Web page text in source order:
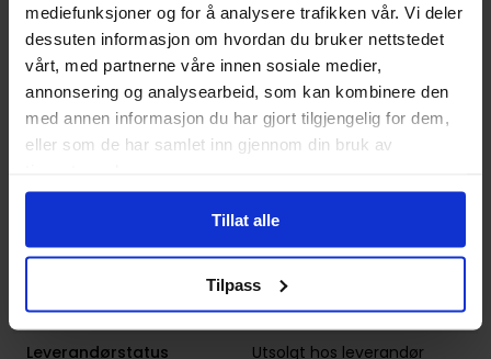
mediefunksjoner og for å analysere trafikken vår. Vi deler
dessuten informasjon om hvordan du bruker nettstedet
vårt, med partnerne våre innen sosiale medier,
annonsering og analysearbeid, som kan kombinere den
med annen informasjon du har gjort tilgjengelig for dem,
eller som de har samlet inn gjennom din bruk av
Tillat alle
Tilpass
Sjanger
OvernaturligogSuperhelt
Antall Sider
200
Utgiver
DC Comics
Lanseringsdato
14.02.2023
Volum
3
Paperback
Språk
Engelsk
Leverandørstatus
Utsolgt hos leverandør